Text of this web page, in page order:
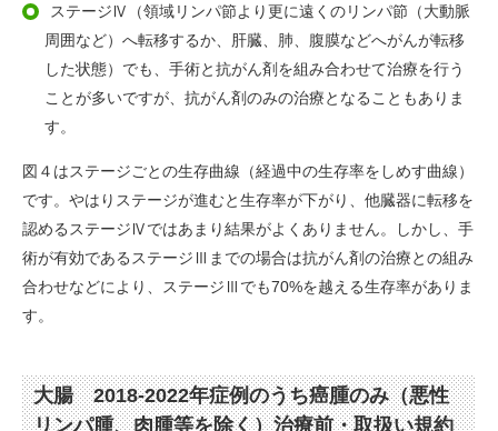
ステージⅣ（領域リンパ節より更に遠くのリンパ節（大動脈
周囲など）へ転移するか、肝臓、肺、腹膜などへがんが転移
した状態）でも、手術と抗がん剤を組み合わせて治療を行う
ことが多いですが、抗がん剤のみの治療となることもありま
す。
図４はステージごとの生存曲線（経過中の生存率をしめす曲線）
です。やはりステージが進むと生存率が下がり、他臓器に転移を
認めるステージⅣではあまり結果がよくありません。しかし、手
術が有効であるステージⅢまでの場合は抗がん剤の治療との組み
合わせなどにより、ステージⅢでも70%を越える生存率がありま
す。
大腸 2018-2022年症例のうち癌腫のみ（悪性
リンパ腫、肉腫等を除く）治療前・取扱い規約